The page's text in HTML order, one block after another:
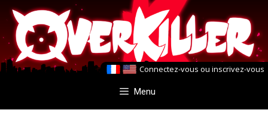
Aller
au
contenu
Aller
au
contenu
Connectez-vous ou inscrivez-vous
Menu